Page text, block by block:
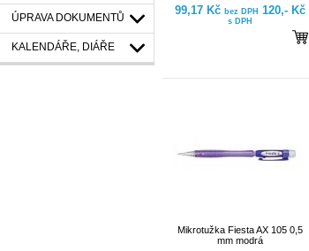
ÚPRAVA DOKUMENTŮ
KALENDÁŘE, DIÁŘE
99,17 Kč bez DPH 120,- Kč
s DPH
Mikrotužka Fiesta AX 105 0,5
mm modrá